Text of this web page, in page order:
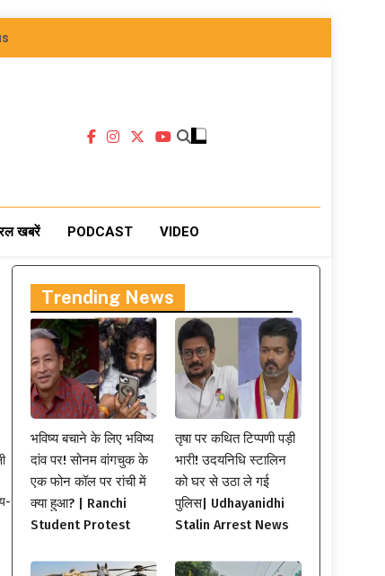
खबरें PODCAST VIDEO
Trending News
भविष्य बचाने के लिए भविष्य
दांव पर! सोनम वांगचुक के
एक फोन कॉल पर रांची में
क्या हुआ? | Ranchi
Student Protest
तृषा पर कथित टिप्पणी पड़ी
भारी! उदयनिधि स्टालिन
को घर से उठा ले गई
पुलिस| Udhayanidhi
Stalin Arrest News